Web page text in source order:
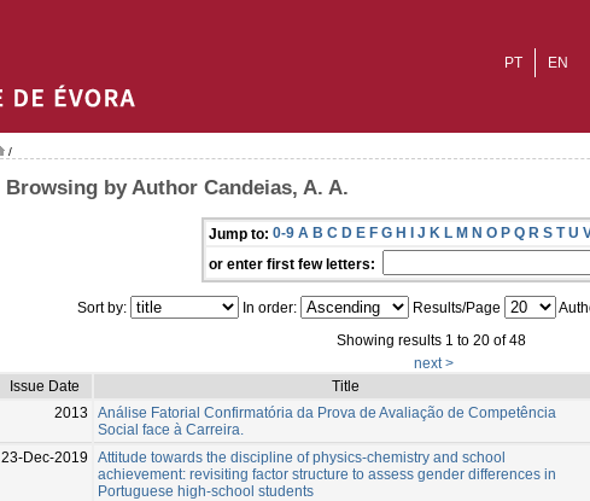
EN
PT
/
Browsing by Author Candeias, A. A.
Jump to: 0-9 A B C D E F G H I J K L M N O P Q R S T U
or enter first few letters:
Sort by: In order: Results/Page
Showing results 1 to 20 of 48
next >
Issue Date
Title
2013
Análise Fatorial Confirmatória da Prova de Avaliação de Competência
Social face à Carreira.
23-Dec-2019
Attitude towards the discipline of physics-chemistry and school
achievement: revisiting factor structure to assess gender differences in
Portuguese high-school students